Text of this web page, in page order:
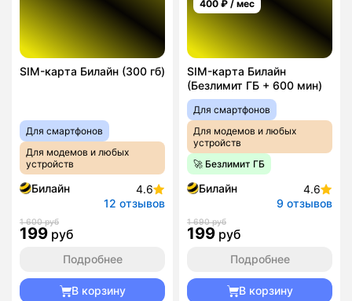
SIM-карта Билайн (300 гб)
Для смартфонов
Для модемов и любых
устройств
Билайн
4.6
12 отзывов
1 600 руб
199 руб
Подробнее
В корзину
400 ₽ / мес
SIM-карта Билайн
(Безлимит ГБ + 600 мин)
Для смартфонов
Для модемов и любых
устройств
🚀 Безлимит ГБ
Билайн
4.6
9 отзывов
1 690 руб
199 руб
Подробнее
В корзину